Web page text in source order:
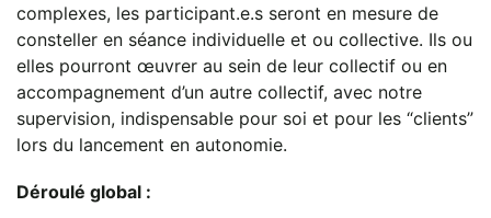
complexes, les participant.e.s seront en mesure de
consteller en séance individuelle et ou collective. Ils ou
elles pourront œuvrer au sein de leur collectif ou en
accompagnement d’un autre collectif, avec notre
supervision, indispensable pour soi et pour les “clients”
lors du lancement en autonomie.
Déroulé global :